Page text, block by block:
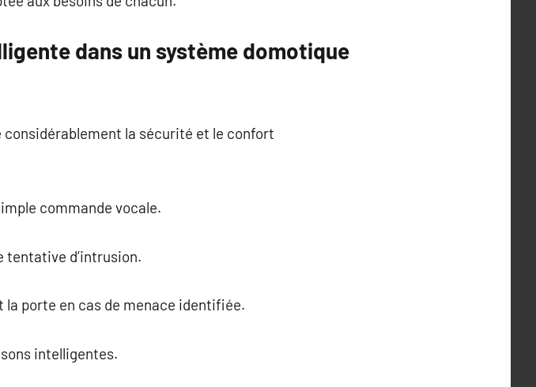
dans un système domotique
considérablement la sécurité et le confort
commande vocale.
tentative d’intrusion.
porte en cas de menace identifiée.
intelligentes.